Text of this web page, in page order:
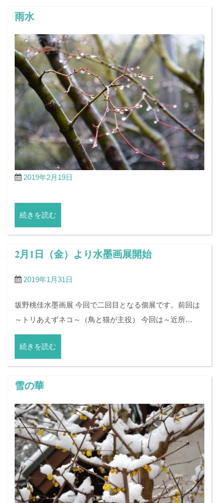
雨水
2019年2月19日
続きを読む
2月1日（金）より水墨画展開始
2019年1月31日
坂野桃佳水墨画展 今回で二回目となる個展です。前回は
～トリあえずネコ～（鳥と猫が主役） 今回は～近所…
続きを読む
雪の華